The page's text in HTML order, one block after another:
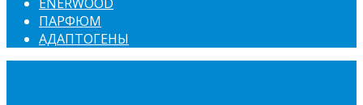
ПАРФЮМ
АДАПТОГЕНЫ